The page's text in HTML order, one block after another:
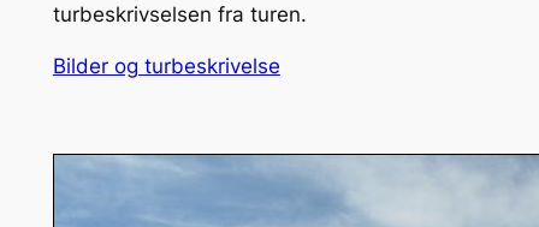
turbeskrivselsen fra turen.
Bilder og turbeskrivelse